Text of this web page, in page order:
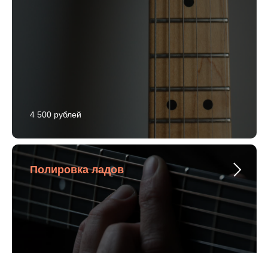
4 500 рублей
Полировка ладов